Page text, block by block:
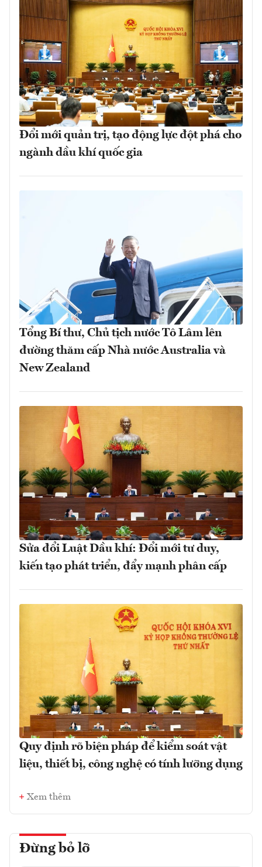
Đổi mới quản trị, tạo động lực đột phá cho
ngành dầu khí quốc gia
Tổng Bí thư, Chủ tịch nước Tô Lâm lên
đường thăm cấp Nhà nước Australia và
New Zealand
Sửa đổi Luật Dầu khí: Đổi mới tư duy,
kiến tạo phát triển, đẩy mạnh phân cấp
Quy định rõ biện pháp để kiểm soát vật
liệu, thiết bị, công nghệ có tính lưỡng dụng
Xem thêm
Đừng bỏ lỡ